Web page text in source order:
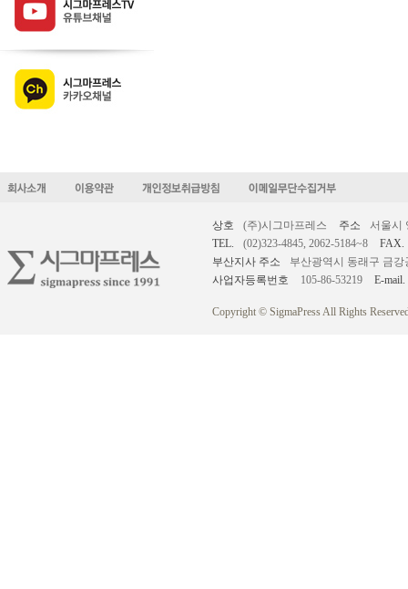
상호 (주)시그마프레스 주소
서울시
TEL.
(02)323-4845, 2062-5184~8
FAX.
부산지사 주소
부산광역시 동래구 금강
사업자등록번호
105-86-53219 E-mail.
Copyright © SigmaPress All Rights